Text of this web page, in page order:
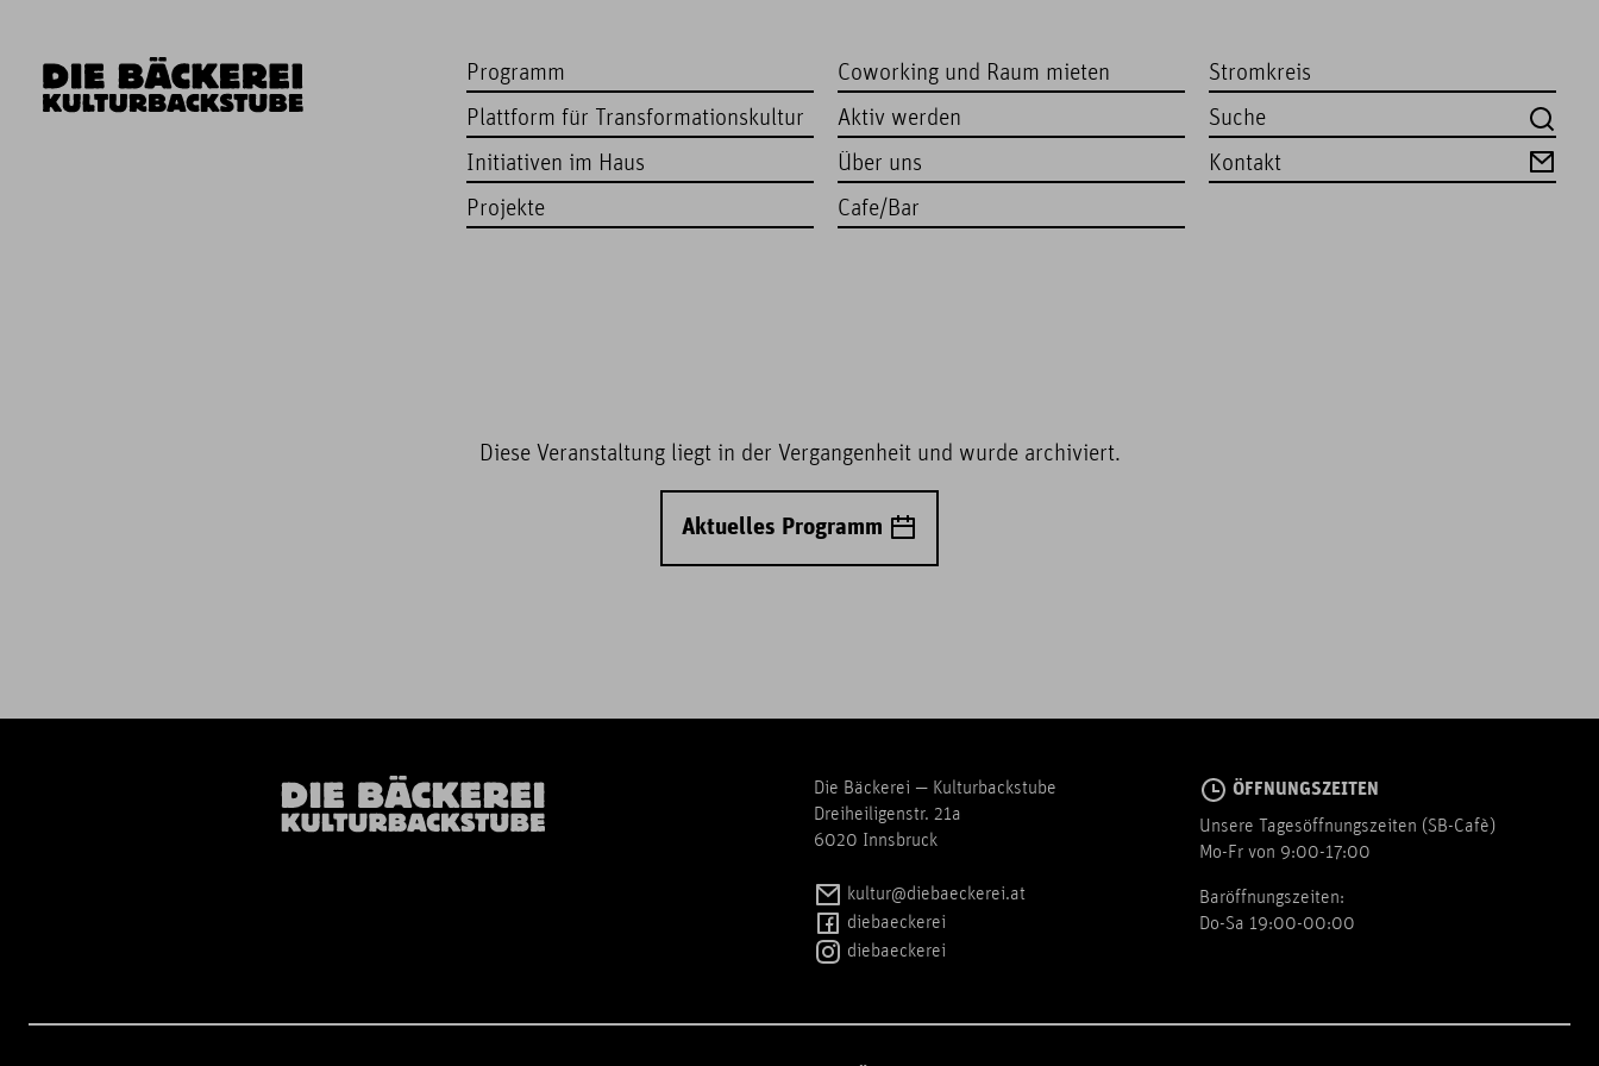
Programm
Plattform für Transformationskultur
Initiativen im Haus
Projekte
Coworking und Raum mieten
Aktiv werden
Über uns
Cafe/Bar
Stromkreis
Kontakt
Diese Veranstaltung liegt in der Vergangenheit und wurde archiviert.
Aktuelles Programm
Die Bäckerei — Kulturbackstube
Dreiheiligenstr. 21a
6020 Innsbruck
kultur@diebaeckerei.at
diebaeckerei
diebaeckerei
ÖFFNUNGSZEITEN
Unsere Tagesöffnungszeiten (SB-Cafè)
Mo-Fr von 9:00-17:00
Baröffnungszeiten:
Do-Sa 19:00-00:00